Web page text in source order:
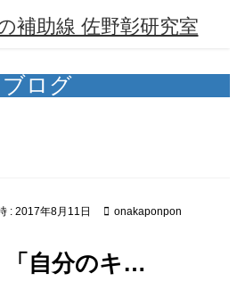
補助線 佐野彰研究室
ブログ
: 2017年8月11日 onakaponpon
自分のキ…